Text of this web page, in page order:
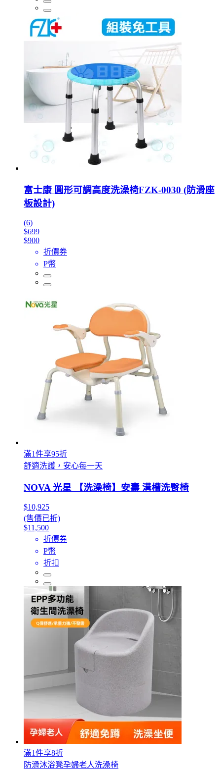
富士康 圓形可調高度洗澡椅FZK-0030 (防滑座
板設計)
(6)
$699
$900
折價券
P幣
滿1件享95折
舒適洗護，安心每一天
NOVA 光星 【洗澡椅】安壽 溝槽洗臀椅
$10,925
(售價已折)
$11,500
折價券
P幣
折扣
滿1件享8折
防滑沐浴凳孕婦老人洗澡椅